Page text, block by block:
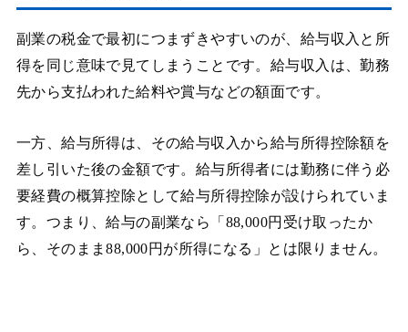
副業の税金で最初につまずきやすいのが、給与収入と所
得を同じ意味で見てしまうことです。給与収入は、勤務
先から支払われた給料や賞与などの額面です。
一方、給与所得は、その給与収入から給与所得控除額を
差し引いた後の金額です。給与所得者には勤務に伴う必
要経費の概算控除として給与所得控除が設けられていま
す。つまり、給与の副業なら「88,000円受け取ったか
ら、そのまま88,000円が所得になる」とは限りません。